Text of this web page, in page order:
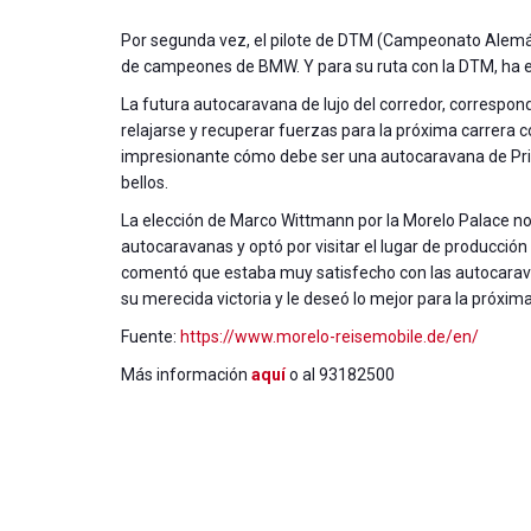
Por segunda vez, el pilote de DTM (Campeonato
de campeones de BMW. Y para su ruta con la DTM,
La futura autocaravana de lujo del corredor,
relajarse y recuperar fuerzas para la próxima carrera
impresionante cómo debe ser una autocaravana de
bellos.
La elección de Marco Wittmann por la Morelo Palace
autocaravanas y optó por visitar el lugar de
comentó que estaba muy satisfecho con las
su merecida victoria y le deseó lo mejor para la
Fuente: https://www.morelo-reisemobile.de/en/
Más información aquío al 93182500